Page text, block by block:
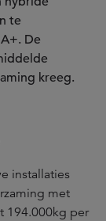
te
De
kreeg.
installaties
met
194.000kg per